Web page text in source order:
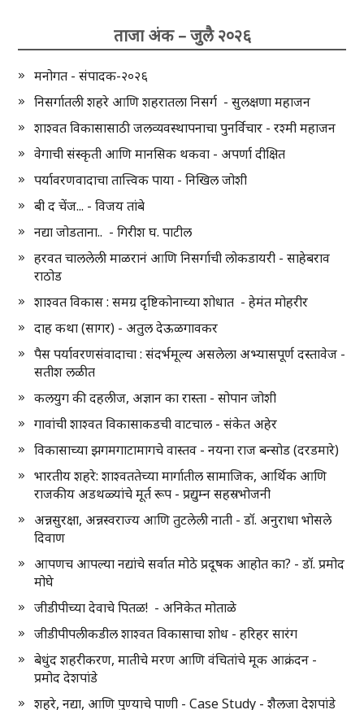
ताजा अंक – जुलै २०२६
मनोगत - संपादक-२०२६
निसर्गातली शहरे आणि शहरातला निसर्ग - सुलक्षणा महाजन
शाश्वत विकासासाठी जलव्यवस्थापनाचा पुनर्विचार - रश्मी महाजन
वेगाची संस्कृती आणि मानसिक थकवा - अपर्णा दीक्षित
पर्यावरणवादाचा तात्त्विक पाया - निखिल जोशी
बी द चेंज... - विजय तांबे
नद्या जोडताना.. - गिरीश घ. पाटील
हरवत चाललेली माळरानं आणि निसर्गाची लोकडायरी - साहेबराव
राठोड
शाश्वत विकास : समग्र दृष्टिकोनाच्या शोधात - हेमंत मोहरीर
दाह कथा (सागर) - अतुल देऊळगावकर
पैस पर्यावरणसंवादाचा : संदर्भमूल्य असलेला अभ्यासपूर्ण दस्तावेज -
सतीश लळीत
कलयुग की दहलीज, अज्ञान का रास्ता - सोपान जोशी
गावांची शाश्वत विकासाकडची वाटचाल - संकेत अहेर
विकासाच्या झगमगाटामागचे वास्तव - नयना राज बन्सोड (दरडमारे)
भारतीय शहरे: शाश्वततेच्या मार्गातील सामाजिक, आर्थिक आणि
राजकीय अडथळ्यांचे मूर्त रूप - प्रद्युम्न सहस्रभोजनी
अन्नसुरक्षा, अन्नस्वराज्य आणि तुटलेली नाती - डॉ. अनुराधा भोसले
दिवाण
आपणच आपल्या नद्यांचे सर्वात मोठे प्रदूषक आहोत का? - डॉ. प्रमोद
मोघे
जीडीपीच्या देवाचे पितळ! - अनिकेत मोताळे
जीडीपीपलीकडील शाश्वत विकासाचा शोध - हरिहर सारंग
बेधुंद शहरीकरण, मातीचे मरण आणि वंचितांचे मूक आक्रंदन -
प्रमोद देशपांडे
शहरे, नद्या, आणि पुण्याचे पाणी - Case Study - शैलजा देशपांडे